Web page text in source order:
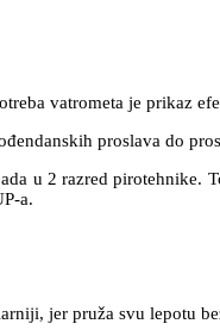
vatrometa je prikaz
proslava do
u 2 razred
a.
jer pruža svu lepotu